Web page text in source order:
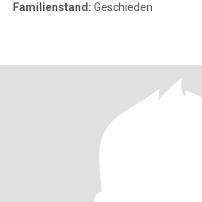
Familienstand: Geschieden